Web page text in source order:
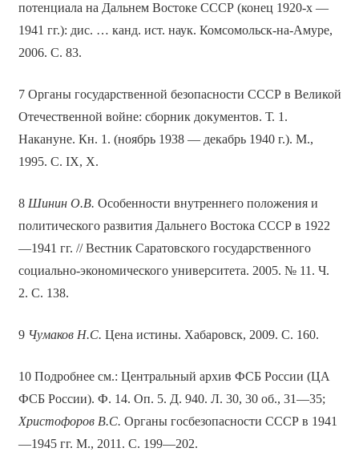
потенциала на Дальнем Востоке СССР (конец 1920-х —
1941 гг.): дис. … канд. ист. наук. Комсомольск-на-Амуре,
2006. С. 83.
7 Органы государственной безопасности СССР в Великой
Отечественной войне: сборник документов. Т. 1.
Накануне. Кн. 1. (ноябрь 1938 — декабрь 1940 г.). М.,
1995. С. IX, X.
8 Шинин О.В. Особенности внутреннего положения и
политического развития Дальнего Востока СССР в 1922
—1941 гг. // Вестник Саратовского государственного
социально-экономического университета. 2005. № 11. Ч.
2. С. 138.
9 Чумаков Н.С. Цена истины. Хабаровск, 2009. С. 160.
10 Подробнее см.: Центральный архив ФСБ России (ЦА
ФСБ России). Ф. 14. Оп. 5. Д. 940. Л. 30, 30 об., 31—35;
Христофоров В.С. Органы госбезопасности СССР в 1941
—1945 гг. М., 2011. С. 199—202.